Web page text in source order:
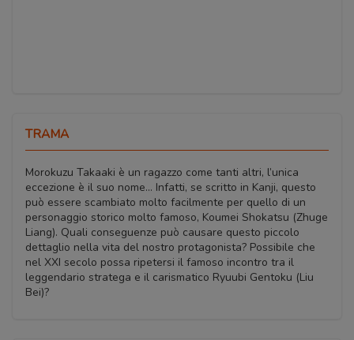
TRAMA
Morokuzu Takaaki è un ragazzo come tanti altri, l’unica
eccezione è il suo nome… Infatti, se scritto in Kanji, questo
può essere scambiato molto facilmente per quello di un
personaggio storico molto famoso, Koumei Shokatsu (Zhuge
Liang). Quali conseguenze può causare questo piccolo
dettaglio nella vita del nostro protagonista? Possibile che
nel XXI secolo possa ripetersi il famoso incontro tra il
leggendario stratega e il carismatico Ryuubi Gentoku (Liu
Bei)?